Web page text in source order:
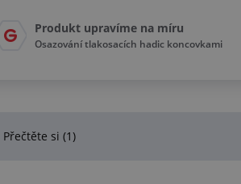
Produkt upravíme na míru
Osazování tlakosacích hadic koncovkami
Přečtěte si (1)